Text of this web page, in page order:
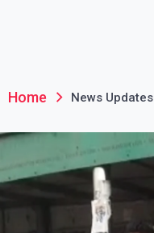
Home News Updates